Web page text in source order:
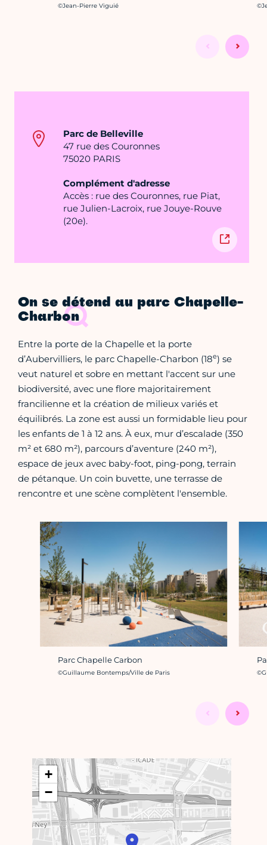
Crédit photo :
©Jean-Pierre Viguié
Parc de Belleville
47 rue des Couronnes
75020 PARIS
Complément d'adresse
Accès : rue des Couronnes, rue Piat,
rue Julien-Lacroix, rue Jouye-Rouve
(20e).
On se détend au parc Chapelle-
Charbon
Entre la porte de la Chapelle et la porte
d’Aubervilliers, le parc Chapelle-Charbon (18e) se
veut naturel et sobre en mettant l'accent sur une
biodiversité, avec une flore majoritairement
francilienne et la création de milieux variés et
équilibrés. La zone est aussi un formidable lieu pour
les enfants de 1 à 12 ans. À eux, mur d’escalade (350
m² et 680 m²), parcours d’aventure (240 m²),
espace de jeux avec baby-foot, ping-pong, terrain
de pétanque. Un coin buvette, une terrasse de
rencontre et une scène complètent l'ensemble.
Parc Chapelle Carbon
Crédit photo :
©Guillaume Bontemps/Ville de Paris
+
−